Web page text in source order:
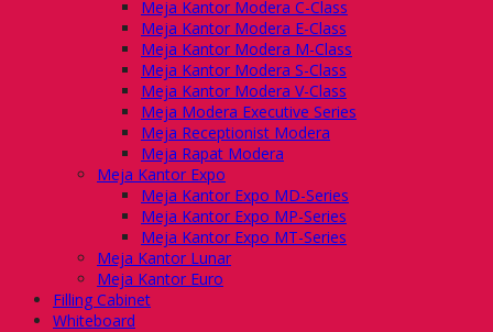
Meja Kantor Modera C-Class
Meja Kantor Modera E-Class
Meja Kantor Modera M-Class
Meja Kantor Modera S-Class
Meja Kantor Modera V-Class
Meja Modera Executive Series
Meja Receptionist Modera
Meja Rapat Modera
Meja Kantor Expo
Meja Kantor Expo MD-Series
Meja Kantor Expo MP-Series
Meja Kantor Expo MT-Series
Meja Kantor Lunar
Meja Kantor Euro
Filling Cabinet
Whiteboard